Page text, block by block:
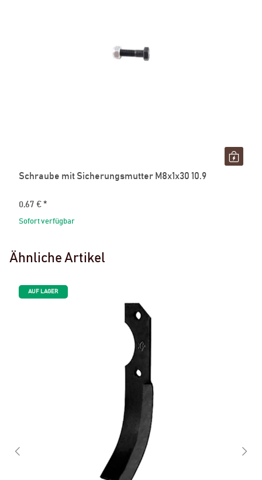
Schraube mit Sicherungsmutter M8x1x30 10.9
0,67 € *
Sofort verfügbar
Ähnliche Artikel
AUF LAGER